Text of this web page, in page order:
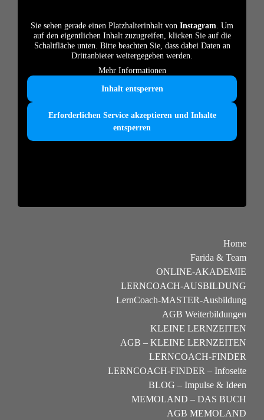
Sie sehen gerade einen Platzhalterinhalt von Instagram. Um
auf den eigentlichen Inhalt zuzugreifen, klicken Sie auf die
Schaltfläche unten. Bitte beachten Sie, dass dabei Daten an
Drittanbieter weitergegeben werden.
Mehr Informationen
Inhalt entsperren
Erforderlichen Service akzeptieren und Inhalte
entsperren
Home
Farida & Team
ONLINE-AKADEMIE
LERNCOACH-AUSBILDUNG
LernCoach-MASTER-Ausbildung
AGB Weiterbildungen
KLEINE LERNZEITEN
AGB – KLEINE LERNZEITEN
LERNCOACH-FINDER
LERNCOACH-FINDER – Infoseite
BLOG – Impulse & Ideen
MEMOLAND – DAS BUCH
AGB MEMOLAND